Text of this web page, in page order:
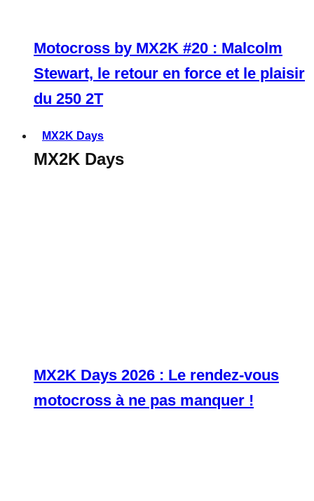
Motocross by MX2K #20 : Malcolm
Stewart, le retour en force et le plaisir
du 250 2T
MX2K Days
MX2K Days
MX2K Days 2026 : Le rendez-vous
motocross à ne pas manquer !